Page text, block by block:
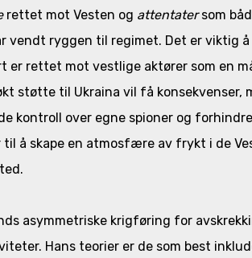
rettet mot Vesten og attentatersom
vendt ryggen til regimet. Det er viktig
er rettet mot vestlige aktører som en
støtte til Ukraina vil få konsekvenser,
kontroll over egne spioner og
å skape en atmosfære av frykt i de
asymmetriske krigføring for
Hans teorier er de som best